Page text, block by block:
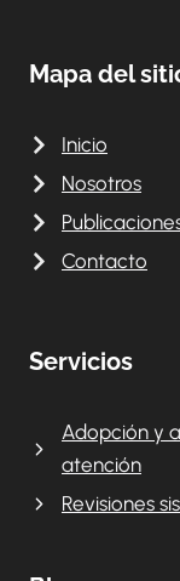
Mapa del
Inicio
Nosotros
Contacto
Servicios
Adopción y
atención
Revisiones